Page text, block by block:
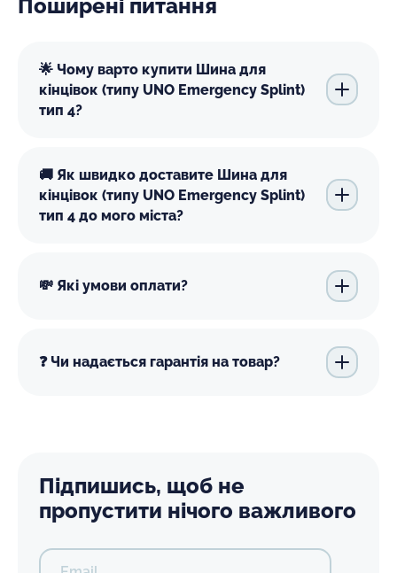
Поширені питання
🌟 Чому варто купити Шина для
кінцівок (типу UNO Emergency Splint)
тип 4?
🚚 Як швидко доставите Шина для
кінцівок (типу UNO Emergency Splint)
тип 4 до мого міста?
💸 Які умови оплати?
❓ Чи надається гарантія на товар?
Підпишись, щоб не
пропустити нічого важливого